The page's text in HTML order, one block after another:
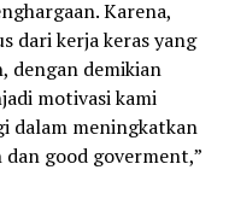
Karena,
dari kerja keras yang
dengan demikian
motivasi kami
dalam meningkatkan
good goverment,”